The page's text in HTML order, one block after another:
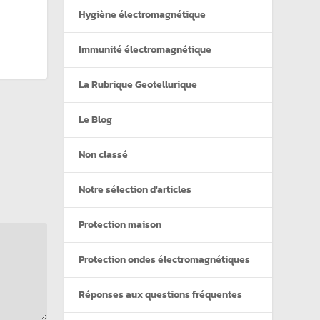
Hygiène électromagnétique
Immunité électromagnétique
La Rubrique Geotellurique
Le Blog
Non classé
Notre sélection d'articles
Protection maison
Protection ondes électromagnétiques
Réponses aux questions fréquentes